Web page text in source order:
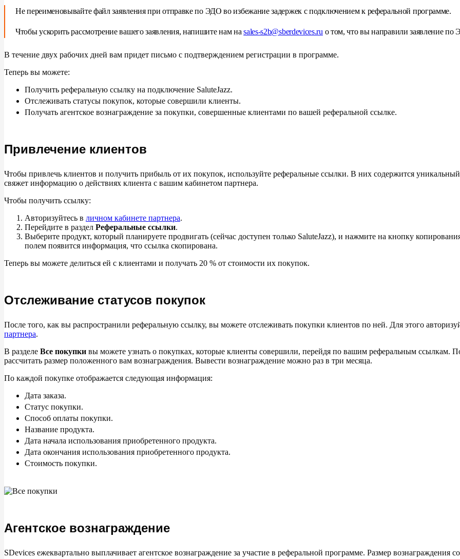
Не переименовывайте файл заявления при отправке по ЭДО во избежание задержек с подключением к реферальной программе.
Чтобы ускорить рассмотрение вашего заявления, напишите нам на sales-s2b@sberdevices.ruо том, что вы направили заявление по
В течение двух рабочих дней вам придет письмо с подтверждением регистрации в программе.
Теперь вы можете:
Получить реферальную ссылку на подключение SaluteJazz.
Отслеживать статусы покупок, которые совершили клиенты.
Получать агентское вознаграждение за покупки, совершенные клиентами по вашей реферальной ссылке.
Привлечение клиентов
Чтобы привлечь клиентов и получить прибыль от их покупок, используйте реферальные ссылки. В них содержится
свяжет информацию о действиях клиента с вашим кабинетом партнера.
Чтобы получить ссылку:
Авторизуйтесь в личном кабинете партнера.
Перейдите в раздел Реферальные ссылки.
Выберите продукт, который планируете продвигать (сейчас доступен только SaluteJazz), и нажмите на кнопку
полем появится информация, что ссылка скопирована.
Теперь вы можете делиться ей с клиентами и получать 20 % от стоимости их покупок.
Отслеживание статусов покупок
После того, как вы распространили реферальную ссылку, вы можете отслеживать покупки клиентов по ней. Для этого
партнера.
В разделе Все покупки вы можете узнать о покупках, которые клиенты совершили, перейдя по вашим реферальным ссылкам.
рассчитать размер положенного вам вознаграждения. Вывести вознаграждение можно раз в три месяца.
По каждой покупке отображается следующая информация:
Дата заказа.
Статус покупки.
Способ оплаты покупки.
Название продукта.
Дата начала использования приобретенного продукта.
Дата окончания использования приобретенного продукта.
Стоимость покупки.
Агентское вознаграждение
SDevices ежеквартально выплачивает агентское вознаграждение за участие в реферальной программе. Размер вознаграждения